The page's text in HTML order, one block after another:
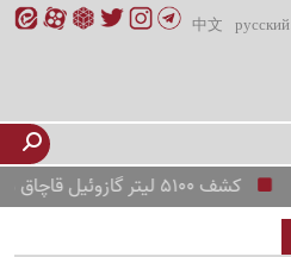
русский
中文
کشف 5100 لیتر گازوئیل قاچاق در رباط کریم